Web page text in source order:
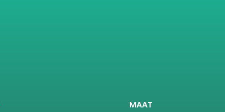
MAAT